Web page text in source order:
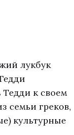
лукбук
Тедди к своем
семьи греков,
культурные